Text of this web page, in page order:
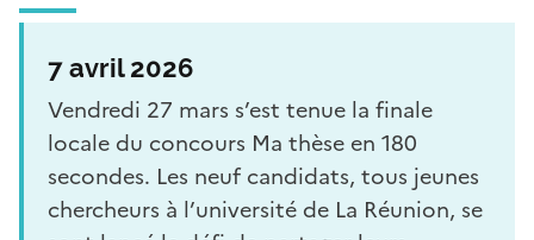
7 avril 2026
Vendredi 27 mars s’est tenue la finale
locale du concours Ma thèse en 180
secondes. Les neuf candidats, tous jeunes
chercheurs à l’université de La Réunion, se